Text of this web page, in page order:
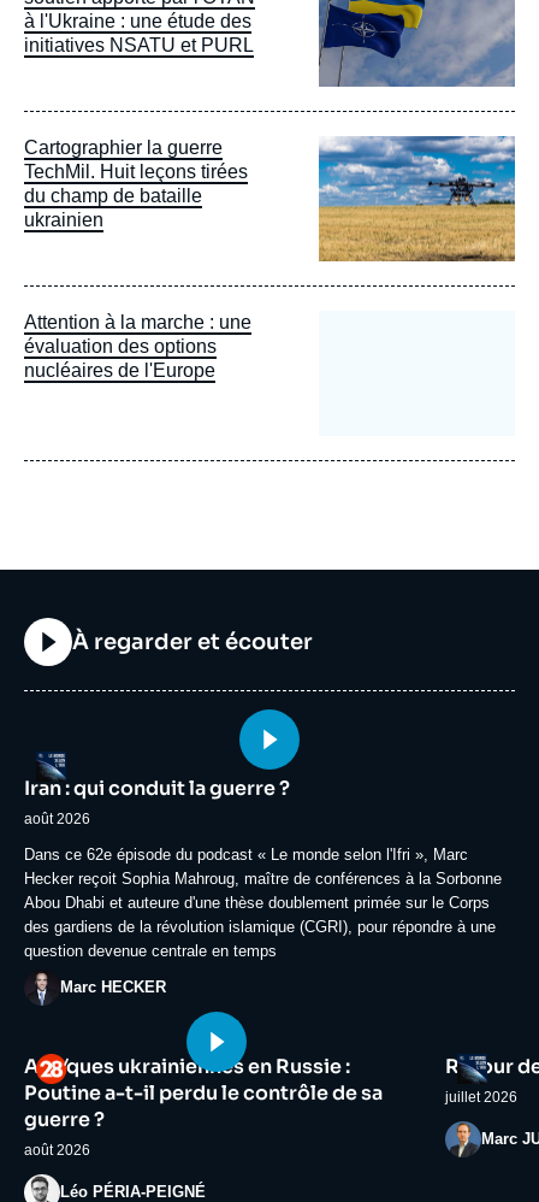
à l'Ukraine : une étude des
initiatives NSATU et PURL
Cartographier la guerre
TechMil. Huit leçons tirées
du champ de bataille
ukrainien
Image
principale
Attention à la marche : une
évaluation des options
nucléaires de l'Europe
Titre
À regarder et écouter
Logo
Image
principale
médiatique
Iran : qui conduit la guerre ?
août 2026
Accroche
Dans ce 62e épisode du podcast « Le monde selon l'Ifri », Marc
Hecker reçoit Sophia Mahroug, maître de conférences à la Sorbonne
Abou Dhabi et auteure d'une thèse doublement primée sur le Corps
des gardiens de la révolution islamique (CGRI), pour répondre à une
question devenue centrale en temps
PhotoMarc HECKER
Logo
Image
principale
médiatique
Attaques ukrainiennes en Russie :
Poutine a-t-il perdu le contrôle de sa
guerre ?
août 2026
PhotoLéo PÉRIA-PEIGNÉ
Logo
Image
principale
Retour
juillet 2026
PhotoMarc